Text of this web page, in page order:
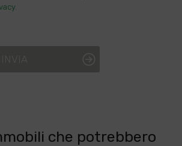
che potrebbero